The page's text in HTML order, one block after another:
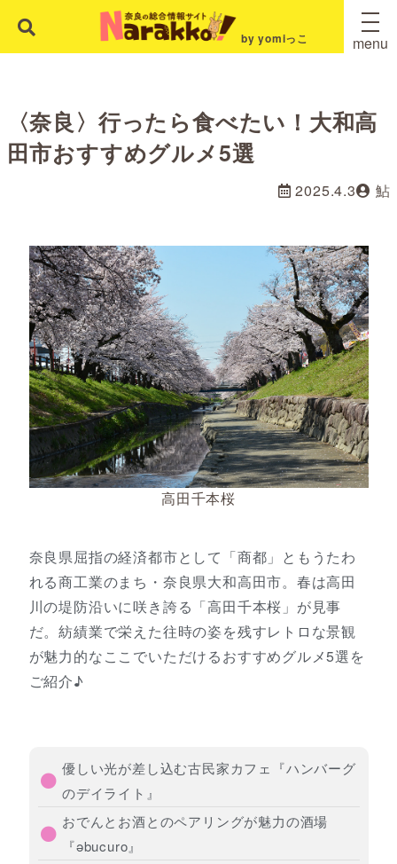
by yomiっこ menu
〈奈良〉行ったら食べたい！大和高
田市おすすめグルメ5選
2025.4.3 鮎
高田千本桜
奈良県屈指の経済都市として「商都」ともうたわ
れる商工業のまち・奈良県大和高田市。春は高田
川の堤防沿いに咲き誇る「高田千本桜」が見事
だ。紡績業で栄えた往時の姿を残すレトロな景観
が魅力的なここでいただけるおすすめグルメ5選を
ご紹介♪
優しい光が差し込む古民家カフェ『ハンバーグ
のデイライト』
おでんとお酒とのペアリングが魅力の酒場
『əbucuro』